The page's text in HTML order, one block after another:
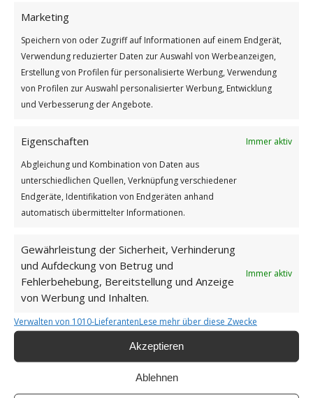
Marketing
Speichern von oder Zugriff auf Informationen auf einem Endgerät,
Verwendung reduzierter Daten zur Auswahl von Werbeanzeigen,
Erstellung von Profilen für personalisierte Werbung, Verwendung
von Profilen zur Auswahl personalisierter Werbung, Entwicklung
und Verbesserung der Angebote.
Eigenschaften
Immer aktiv
Abgleichung und Kombination von Daten aus
unterschiedlichen Quellen, Verknüpfung verschiedener
Endgeräte, Identifikation von Endgeräten anhand
automatisch übermittelter Informationen.
Gewährleistung der Sicherheit, Verhinderung
und Aufdeckung von Betrug und
Fehlerbehebung, Bereitstellung und Anzeige
von Werbung und Inhalten.
Immer aktiv
Verwalten von 1010-LieferantenLese mehr über diese Zwecke
Akzeptieren
Ablehnen
12. NOVEMBER 2025
Hindernisse und
Schwierigkeiten
Hindernisse und Schwierigkeiten
Wie findest du diesen Beitrag?